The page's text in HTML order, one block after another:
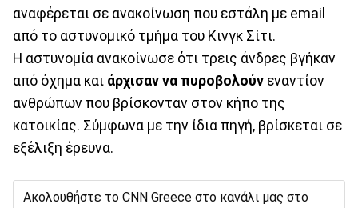
αναφέρεται σε ανακοίνωση που εστάλη με email
από το αστυνομικό τμήμα του Κινγκ Σίτι.
Η αστυνομία ανακοίνωσε ότι τρεις άνδρες βγήκαν
από όχημα και άρχισαν να πυροβολούν εναντίον
ανθρώπων που βρίσκονταν στον κήπο της
κατοικίας. Σύμφωνα με την ίδια πηγή, βρίσκεται σε
εξέλιξη έρευνα.
Ακολουθήστε το CNN Greece στο κανάλι μας στο